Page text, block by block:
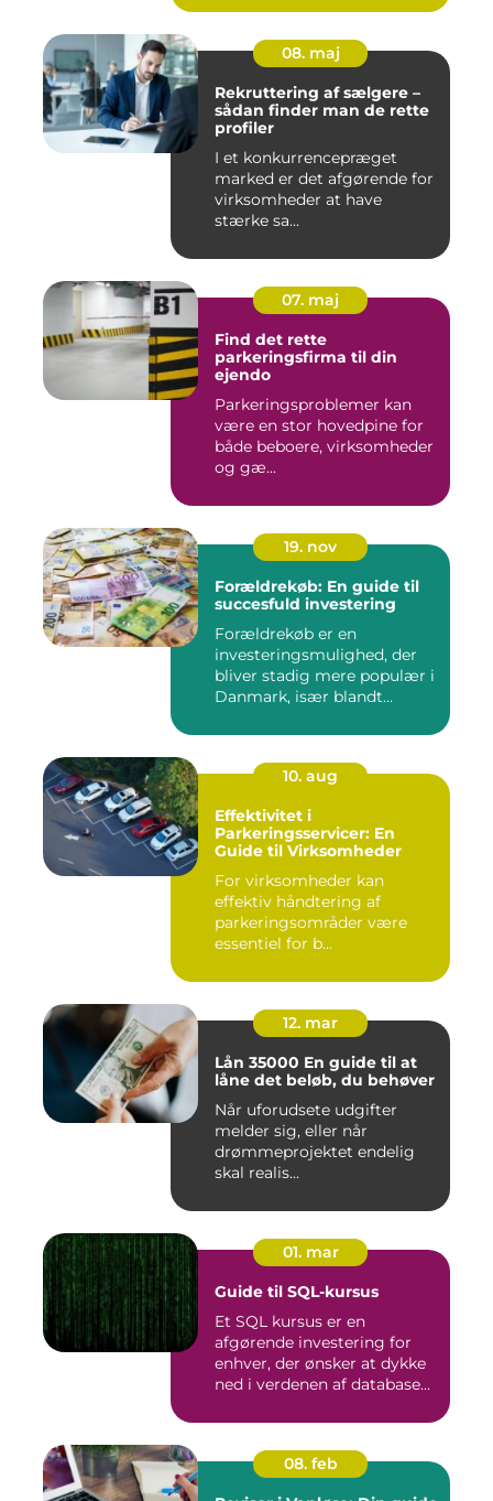
08. maj
Rekruttering af sælgere –
sådan finder man de rette
profiler
I et konkurrencepræget
marked er det afgørende for
virksomheder at have
stærke sa...
07. maj
Find det rette
parkeringsfirma til din
ejendo
Parkeringsproblemer kan
være en stor hovedpine for
både beboere, virksomheder
og gæ...
19. nov
Forældrekøb: En guide til
succesfuld investering
Forældrekøb er en
investeringsmulighed, der
bliver stadig mere populær i
Danmark, især blandt
10. aug
Effektivitet i
Parkeringsservicer: En
Guide til Virksomheder
For virksomheder kan
effektiv håndtering af
parkeringsområder være
essentiel for b...
12. mar
Lån 35000 En guide til at
låne det beløb, du behøver
Når uforudsete udgifter
melder sig, eller når
drømmeprojektet endelig
skal realis...
01. mar
Guide til SQL-kursus
Et SQL kursus er en
afgørende investering for
enhver, der ønsker at dykke
ned i verdenen af database...
08. feb